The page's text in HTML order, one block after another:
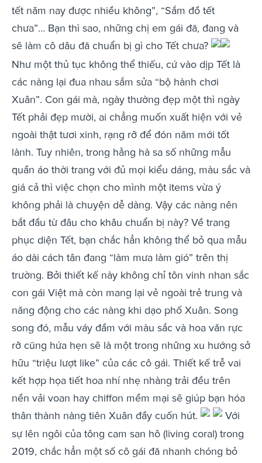
tết năm nay được nhiều không”, “Sắm đồ tết
chưa”… Bạn thì sao, những chị em gái đã, đang và
sẽ làm cô dâu đã chuẩn bị gì cho Tết chưa?
Như một thủ tục không thể thiếu, cứ vào dịp Tết là
các nàng lại đua nhau sắm sửa “bộ hành chơi
Xuân”. Con gái mà, ngày thường đẹp một thì ngày
Tết phải đẹp mười, ai chẳng muốn xuất hiện với vẻ
ngoài thật tươi xinh, rạng rỡ để đón năm mới tốt
lành. Tuy nhiên, trong hằng hà sa số những mẫu
quần áo thời trang với đủ mọi kiểu dáng, màu sắc và
giá cả thì việc chọn cho mình một items vừa ý
không phải là chuyện dễ dàng. Vậy các nàng nên
bắt đầu từ đâu cho khâu chuẩn bị này? Về trang
phục diện Tết, bạn chắc hẳn không thể bỏ qua mẫu
áo dài cách tân đang “làm mưa làm gió” trên thị
trường. Bởi thiết kế này không chỉ tôn vinh nhan sắc
con gái Việt mà còn mang lại vẻ ngoài trẻ trung và
năng động cho các nàng khi dạo phố Xuân. Song
song đó, mẫu váy đầm với màu sắc và hoa văn rực
rỡ cũng hứa hẹn sẽ là một trong những xu hướng sở
hữu “triệu lượt like” của các cô gái. Thiết kế trễ vai
kết hợp họa tiết hoa nhí nhẹ nhàng trải đều trên
nền vải voan hay chiffon mềm mại sẽ giúp bạn hóa
thân thành nàng tiên Xuân đầy cuốn hút.
Với
sự lên ngôi của tông cam san hô (living coral) trong
2019, chắc hẳn một số cô gái đã nhanh chóng bỏ